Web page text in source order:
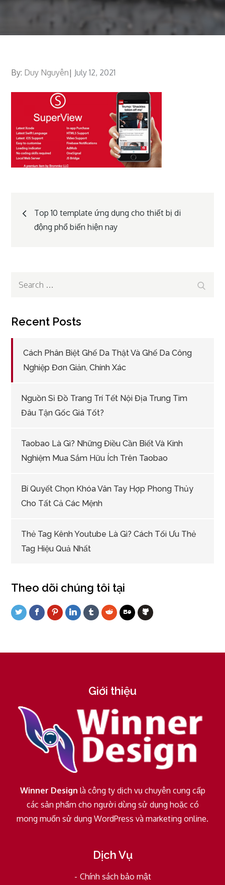
By: Duy Nguyên
Posted
July 12, 2021
Post
navigation
Top 10 template ứng dụng cho thiết bị di
động phổ biến hiện nay
Search
Recent Posts
Cách Phân Biệt Ghế Da Thật Và Ghế Da Công
Nghiệp Đơn Giản, Chính Xác
Nguồn Sỉ Đồ Trang Trí Tết Nội Địa Trung Tìm
Đâu Tận Gốc Giá Tốt?
Taobao Là Gì? Những Điều Cần Biết Và Kinh
Nghiệm Mua Sắm Hữu Ích Trên Taobao
Bí Quyết Chọn Khóa Vân Tay Hợp Phong Thủy
Cho Tất Cả Các Mệnh
Thẻ Tag Kênh Youtube Là Gì? Cách Tối Ưu Thẻ
Tag Hiệu Quả Nhất
Theo dõi chúng tôi tại
Giới thiệu
Winner Design là công ty dịch vụ chuyên cung cấp
các sản phẩm cho người dùng sử dụng hoặc có
mong muốn sử dụng WordPress và marketing online.
Dịch Vụ
Chính sách bảo mật